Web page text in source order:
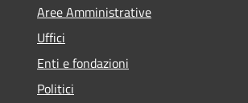
Aree Amministrative
Uffici
Enti e fondazioni
Politici